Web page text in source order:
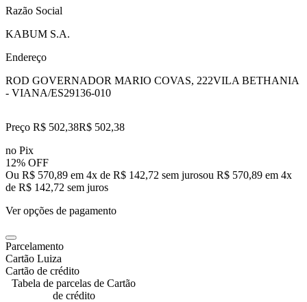
Razão Social
KABUM S.A.
Endereço
ROD GOVERNADOR MARIO COVAS, 222VILA BETHANIA
- VIANA/ES29136-010
Preço R$ 502,38R$ 502,38
no Pix
12% OFF
Ou R$ 570,89 em 4x de R$ 142,72 sem jurosou R$ 570,89 em 4x
de R$ 142,72 sem juros
Ver opções de pagamento
Parcelamento
Cartão Luiza
Cartão de crédito
Tabela de parcelas de Cartão
de crédito